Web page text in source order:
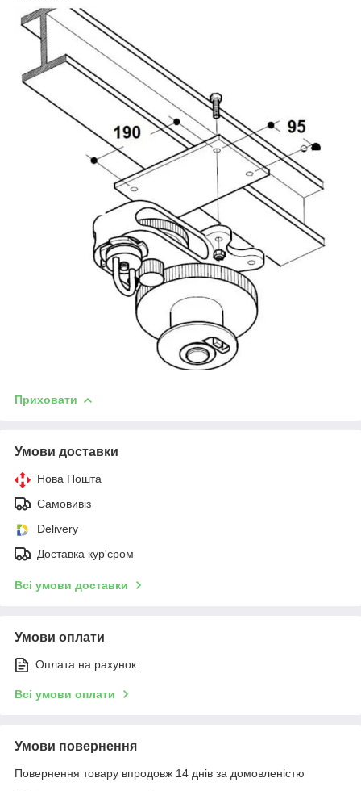
Приховати
Умови доставки
Нова Пошта
Самовивіз
Delivery
Доставка кур'єром
Всі умови доставки
Умови оплати
Оплата на рахунок
Всі умови оплати
Умови повернення
Повернення товару впродовж 14 днів за домовленістю